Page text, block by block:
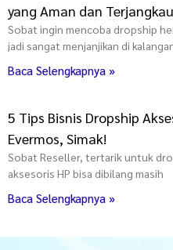
yang Aman dan
Sobat ingin mencoba dropship
jadi sangat menjanjikan di
Baca Selengkapnya »
5 Tips Bisnis Dropship
Evermos, Simak!
Sobat Reseller, tertarik untuk
aksesoris HP bisa dibilang masih
Baca Selengkapnya »